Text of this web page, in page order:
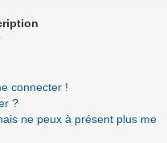
connecter !
?
ne peux à présent plus me